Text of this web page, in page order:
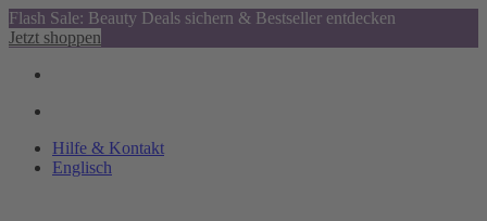
Flash Sale: Beauty Deals sichern & Bestseller entdecken
Jetzt shoppen
Hilfe & Kontakt
Englisch